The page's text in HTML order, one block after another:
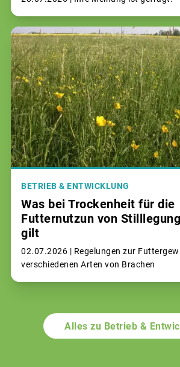
BETRIEB & ENTWICKLUNG
Was bei Trockenheit für die
Futternutzun von
gilt
02.07.2026 | Regelungen zur
verschiedenen Arten von Brachen
Alles zu Betrieb &